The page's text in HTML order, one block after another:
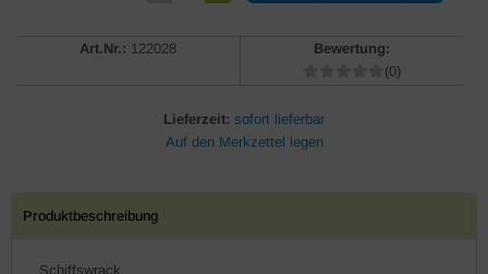
Art.Nr.: 122028
Bewertung:
(0)
Lieferzeit: sofort lieferbar
Produktbeschreibung
Schiffswrack